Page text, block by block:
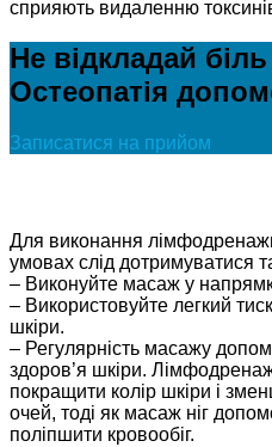
сприяють видаленню
Не відкладай
Остеопатія
Записатися на прийом
Для виконання
умовах слід дотримуватися
– Виконуйте масаж у
– Використовуйте легкий
шкіри.
– Регулярність масажу
здоров’я шкіри.
покращити колір шкіри і
очей, тоді як масаж ніг
поліпшити кровообіг.